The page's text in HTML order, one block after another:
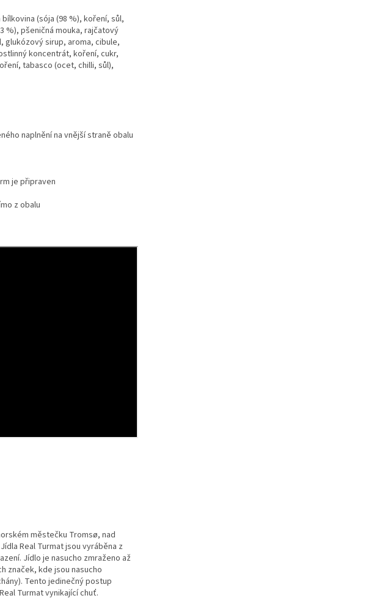
(sója (98 %), koření, sůl,
%), pšeničná mouka, rajčatový
glukózový sirup, aroma, cibule,
koncentrát, koření, cukr,
tabasco (ocet, chilli, sůl),
naplnění na vnější straně obalu
je připraven
z obalu
městečku Tromsø, nad
Real Turmat jsou vyráběna z
Jídlo je nasucho zmraženo až
značek, kde jsou nasucho
Tento jedinečný postup
Turmat vynikající chuť.